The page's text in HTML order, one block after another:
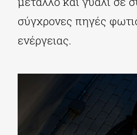
σύγχρονες πηγές
ενέργειας.